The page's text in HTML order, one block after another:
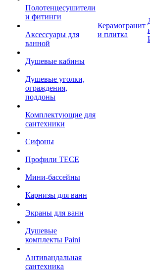
Полотенцесушители
и фитинги
Аксессуары для
ванной
Душевые кабины
Душевые уголки,
ограждения,
поддоны
Комплектующие для
сантехники
Сифоны
Профили TECE
Мини-бассейны
Карнизы для ванн
Экраны для ванн
Душевые
комплекты Paini
Антивандальная
сантехника
Керамогранит
и плитка